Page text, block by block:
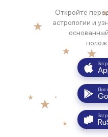
Откройте
астрологии и